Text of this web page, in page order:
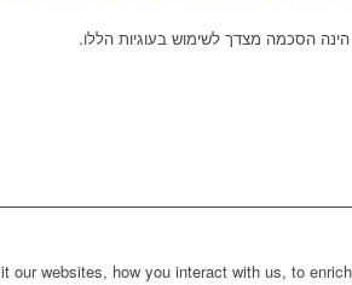
הסכמה מצדך לשימוש בעוגיות הללו.
websites, how you interact with us, to